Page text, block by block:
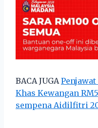
BACA JUGA
Khas Kewangan
sempena Aidilfitri